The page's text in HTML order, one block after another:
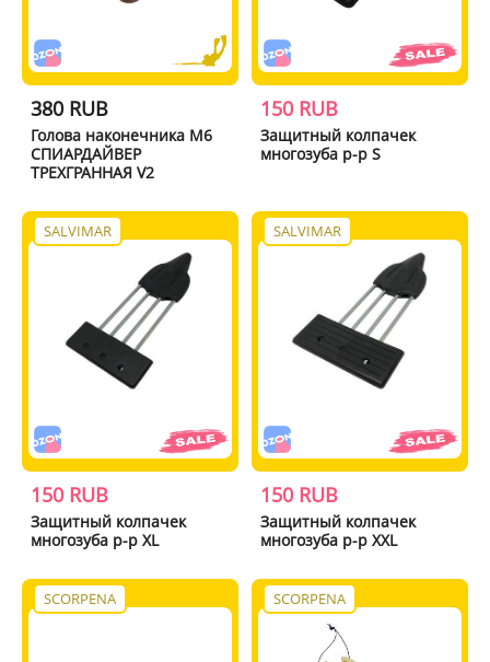
380 RUB
Голова наконечника М6
СПИАРДАЙВЕР
ТРЕХГРАННАЯ V2
150 RUB
Защитный колпачек
многозуба р-р S
SALVIMAR
150 RUB
Защитный колпачек
многозуба р-р XL
SALVIMAR
150 RUB
Защитный колпачек
многозуба р-р XXL
SCORPENA SCORPENA